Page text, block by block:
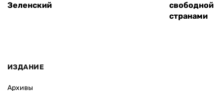
Зеленский
свободной
странами
ИЗДАНИЕ
Архивы